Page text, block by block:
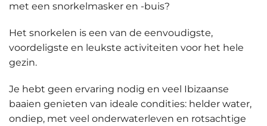
met een snorkelmasker en -buis?
Het snorkelen is een van de eenvoudigste,
voordeligste en leukste activiteiten voor het hele
gezin.
Je hebt geen ervaring nodig en veel Ibizaanse
baaien genieten van ideale condities: helder water,
ondiep, met veel onderwaterleven en rotsachtige